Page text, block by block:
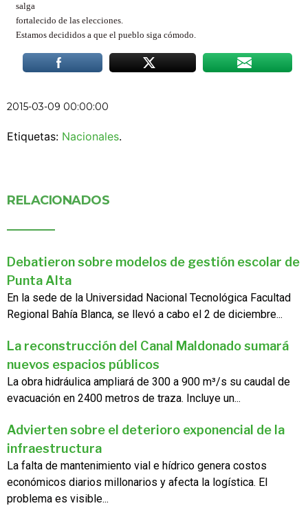
salga
fortalecido de las elecciones.
Estamos decididos a que el pueblo siga cómodo.
2015-03-09 00:00:00
Etiquetas: Nacionales.
RELACIONADOS
Debatieron sobre modelos de gestión escolar de
Punta Alta
En la sede de la Universidad Nacional Tecnológica Facultad
Regional Bahía Blanca, se llevó a cabo el 2 de diciembre...
La reconstrucción del Canal Maldonado sumará
nuevos espacios públicos
La obra hidráulica ampliará de 300 a 900 m³/s su caudal de
evacuación en 2400 metros de traza. Incluye un...
Advierten sobre el deterioro exponencial de la
infraestructura
La falta de mantenimiento vial e hídrico genera costos
económicos diarios millonarios y afecta la logística. El
problema es visible...